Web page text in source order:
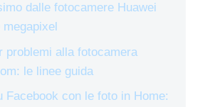
dalle fotocamere Huawei
problemi alla fotocamera
le linee guida
Facebook con le foto in Home: